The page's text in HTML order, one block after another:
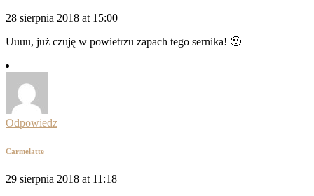
28 sierpnia 2018 at 15:00
Uuuu, już czuję w powietrzu zapach tego sernika! 🙂
Odpowiedz
Carmelatte
29 sierpnia 2018 at 11:18